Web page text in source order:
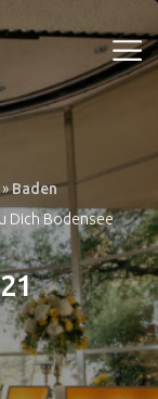
»Baden
Dich Bodensee